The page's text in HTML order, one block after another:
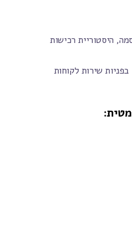
היסטוריית רכישות
שירות לקוחות